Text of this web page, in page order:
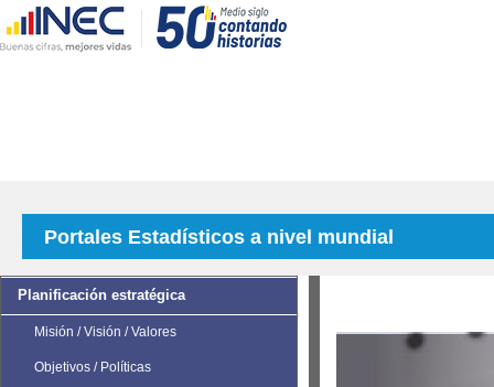
Portales Estadísticos a nivel mundial
Planificación estratégica
Misión / Visión / Valores
Objetivos / Políticas